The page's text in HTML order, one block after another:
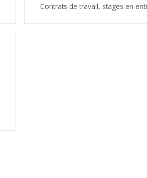
Contrats de travail, stages en